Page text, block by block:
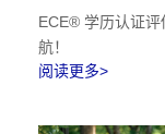
ECE® 学历认证
航！
阅读更多>